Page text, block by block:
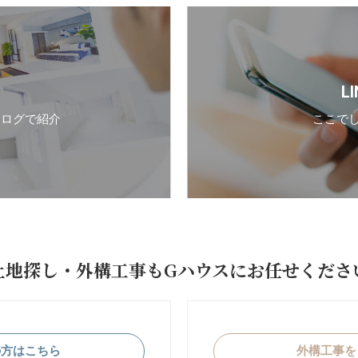
グで紹介 ここで
地探し・外構工事もGハウスにお任せくださ
はこちら 外構工事